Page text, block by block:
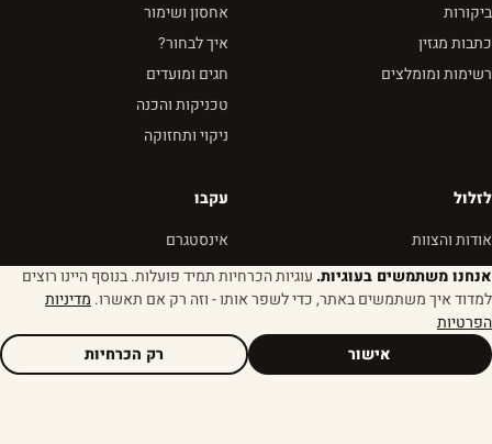
ביקורות
כתבות מגזין
רשימות ומומלצים
אחסון ושימור
איך לבחור?
חגים ומועדים
טכניקות והכנה
ניקוי ותחזוקה
לזלול
אודות והצוות
צרו קשר
הצהרת אתיקה
פרטיות ותנאים
עקבו
אינסטגרם
פייסבוק
יוטיוב
RSS
אנחנו משתמשים בעוגיות. עוגיות הכרחיות תמיד פועלות. בנוסף היינו רוצים
למדוד איך משתמשים באתר, כדי לשפר אותו - וזה רק אם תאשרו. מדיניות
הפרטיות
אישור
רק הכרחיות